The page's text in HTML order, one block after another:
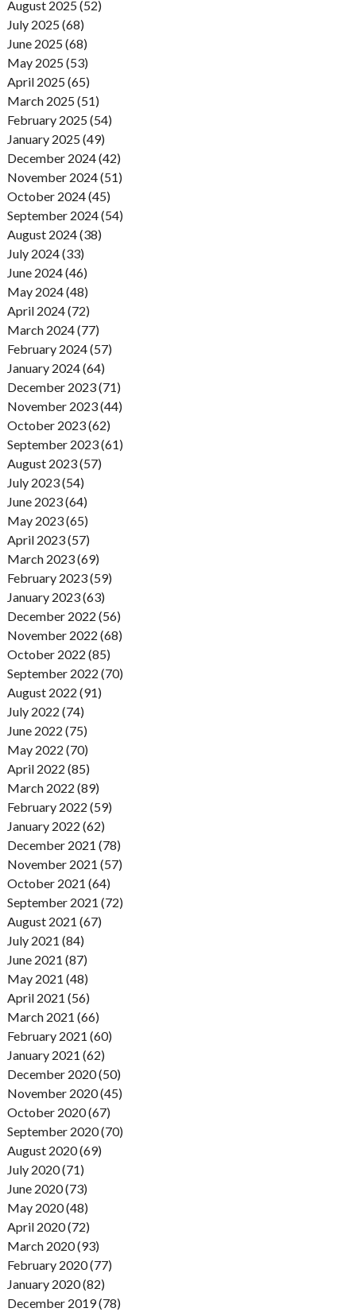
August 2025 (52)
July 2025 (68)
June 2025 (68)
May 2025 (53)
April 2025 (65)
March 2025 (51)
February 2025 (54)
January 2025 (49)
December 2024 (42)
November 2024 (51)
October 2024 (45)
September 2024 (54)
August 2024 (38)
July 2024 (33)
June 2024 (46)
May 2024 (48)
April 2024 (72)
March 2024 (77)
February 2024 (57)
January 2024 (64)
December 2023 (71)
November 2023 (44)
October 2023 (62)
September 2023 (61)
August 2023 (57)
July 2023 (54)
June 2023 (64)
May 2023 (65)
April 2023 (57)
March 2023 (69)
February 2023 (59)
January 2023 (63)
December 2022 (56)
November 2022 (68)
October 2022 (85)
September 2022 (70)
August 2022 (91)
July 2022 (74)
June 2022 (75)
May 2022 (70)
April 2022 (85)
March 2022 (89)
February 2022 (59)
January 2022 (62)
December 2021 (78)
November 2021 (57)
October 2021 (64)
September 2021 (72)
August 2021 (67)
July 2021 (84)
June 2021 (87)
May 2021 (48)
April 2021 (56)
March 2021 (66)
February 2021 (60)
January 2021 (62)
December 2020 (50)
November 2020 (45)
October 2020 (67)
September 2020 (70)
August 2020 (69)
July 2020 (71)
June 2020 (73)
May 2020 (48)
April 2020 (72)
March 2020 (93)
February 2020 (77)
January 2020 (82)
December 2019 (78)